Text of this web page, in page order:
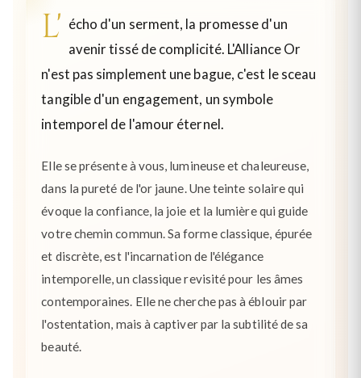
L' écho d'un serment, la promesse d'un
avenir tissé de complicité. L'Alliance Or
n'est pas simplement une bague, c'est le sceau
tangible d'un engagement, un symbole
intemporel de l'amour éternel.
Elle se présente à vous, lumineuse et chaleureuse,
dans la pureté de l'or jaune. Une teinte solaire qui
évoque la confiance, la joie et la lumière qui guide
votre chemin commun. Sa forme classique, épurée
et discrète, est l'incarnation de l'élégance
intemporelle, un classique revisité pour les âmes
contemporaines. Elle ne cherche pas à éblouir par
l'ostentation, mais à captiver par la subtilité de sa
beauté.